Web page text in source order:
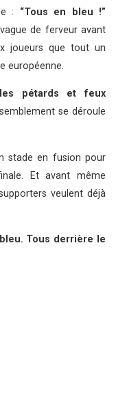
: “Tous en bleu !”
de ferveur avant
joueurs que tout un
européenne.
les pétards et feux
se déroule
stade en fusion pour
Et avant même
veulent déjà
Tous derrière le